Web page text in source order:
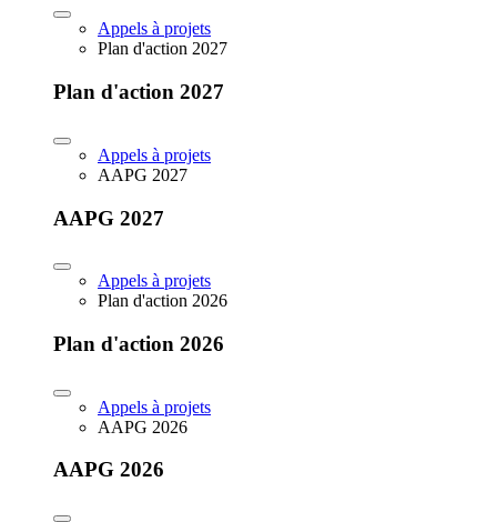
Appels à projets
Plan d'action 2027
Plan d'action 2027
Appels à projets
AAPG 2027
AAPG 2027
Appels à projets
Plan d'action 2026
Plan d'action 2026
Appels à projets
AAPG 2026
AAPG 2026